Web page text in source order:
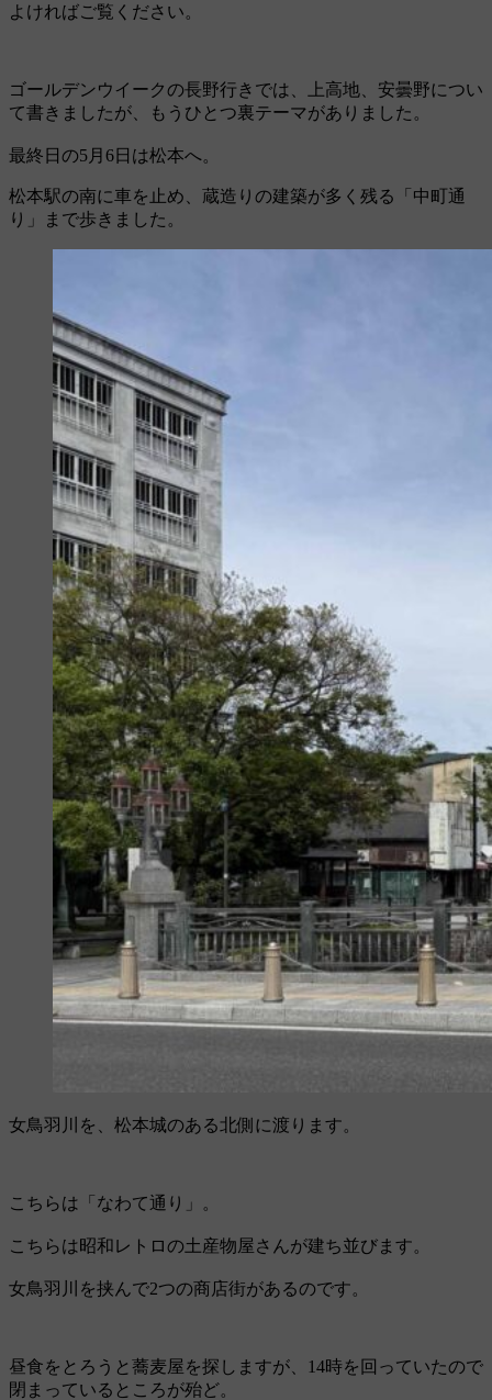
よければご覧ください。
ゴールデンウイークの長野行きでは、上高地、安曇野につい
て書きましたが、もうひとつ裏テーマがありました。
最終日の5月6日は松本へ。
松本駅の南に車を止め、蔵造りの建築が多く残る「中町通
り」まで歩きました。
女鳥羽川を、松本城のある北側に渡ります。
こちらは「なわて通り」。
こちらは昭和レトロの土産物屋さんが建ち並びます。
女鳥羽川を挟んで2つの商店街があるのです。
昼食をとろうと蕎麦屋を探しますが、14時を回っていたので
閉まっているところが殆ど。